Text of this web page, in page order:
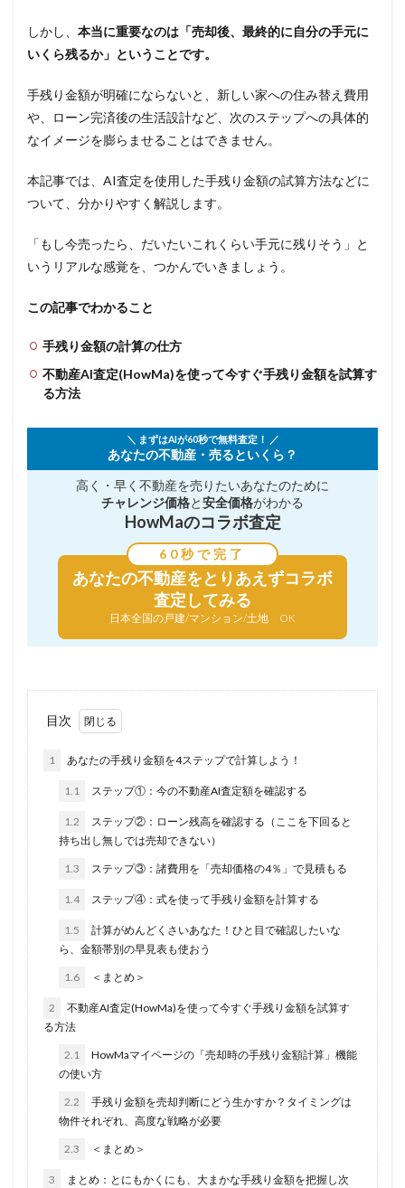
しかし、 本当に重要なのは「売却後、最終的に自分の手元に
いくら残るか」ということです。
手残り金額が明確にならないと、新しい家への住み替え費用
や、ローン完済後の生活設計など、次のステップへの具体的
なイメージを膨らませることはできません。
本記事では、AI査定を使用した手残り金額の試算方法などに
ついて、分かりやすく解説します。
「もし今売ったら、だいたいこれくらい手元に残りそう」と
いうリアルな感覚を、つかんでいきましょう。
この記事でわかること
手残り金額の計算の仕方
不動産AI査定(HowMa)を使って今すぐ手残り金額を試算す
る方法
＼ まずはAIが60秒で無料査定！ ／
あなたの不動産・売るといくら？
高く・早く不動産を売りたいあなたのために
チャレンジ価格と安全価格がわかる
HowMaのコラボ査定
60秒で完了
あなたの不動産をとりあえずコラボ
査定してみる
日本全国の戸建/マンション/土地 OK
目次
1 あなたの手残り金額を4ステップで計算しよう！
1.1 ステップ①：今の不動産AI査定額を確認する
1.2
ステップ②：ローン残高を確認する（ここを下回ると
持ち出し無しでは売却できない）
1.3 ステップ③：諸費用を「売却価格の4％」で見積もる
1.4 ステップ④：式を使って手残り金額を計算する
1.5
計算がめんどくさいあなた！ひと目で確認したいな
ら、金額帯別の早見表も使おう
1.6 ＜まとめ＞
2
不動産AI査定(HowMa)を使って今すぐ手残り金額を試算す
る方法
2.1
HowMaマイページの「売却時の手残り金額計算」機能
の使い方
2.2
手残り金額を売却判断にどう生かすか？タイミングは
物件それぞれ、高度な戦略が必要
2.3 ＜まとめ＞
3
まとめ：とにもかくにも、大まかな手残り金額を把握し次